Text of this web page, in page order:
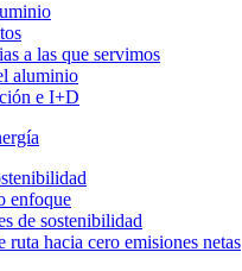
a las que servimos
aluminio
e I+D
enfoque
de sostenibilidad
ruta hacia cero emisiones netas